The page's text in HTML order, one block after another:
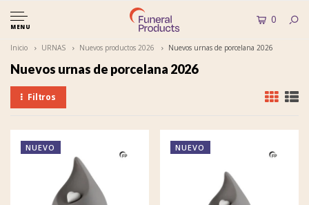
MENU
0
Inicio URNAS Nuevos productos 2026 Nuevos urnas de porcelana 2026
Nuevos urnas de porcelana 2026
Filtros
NUEVO NUEVO